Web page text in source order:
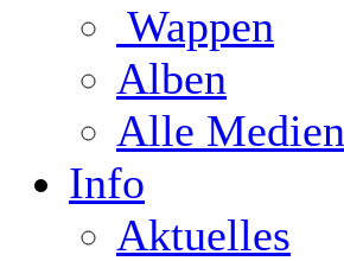
Wappen
Alben
Alle Medien
Info
Aktuelles